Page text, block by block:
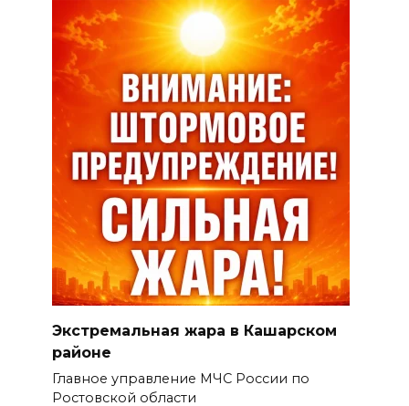
Экстремальная жара в Кашарском
районе
Главное управление МЧС России по
Ростовской области